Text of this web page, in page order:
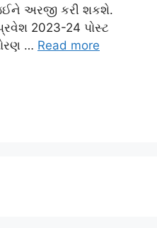
અરજી કરી શકશે.
2023-24 પોસ્ટ
… Read more